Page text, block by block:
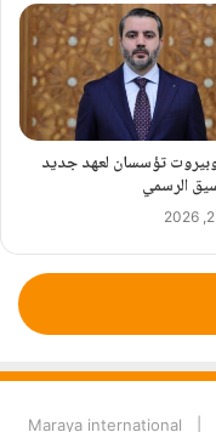
تؤسسان لعهد جديد
الرسمي
Maraya international